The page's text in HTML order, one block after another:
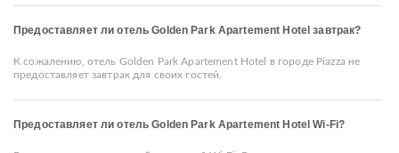
Предоставляет ли отель Golden Park Apartement Hotel завтрак?
К сожалению, отель Golden Park Apartement Hotel в городе Piazza не
предоставляет завтрак для своих гостей.
Предоставляет ли отель Golden Park Apartement Hotel Wi-Fi?